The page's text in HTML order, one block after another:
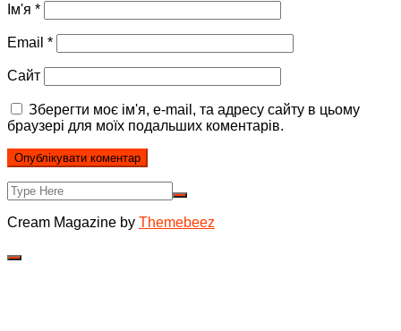
Ім'я *
Email *
Сайт
Зберегти моє ім'я, e-mail, та адресу сайту в цьому
браузері для моїх подальших коментарів.
Cream Magazine by Themebeez